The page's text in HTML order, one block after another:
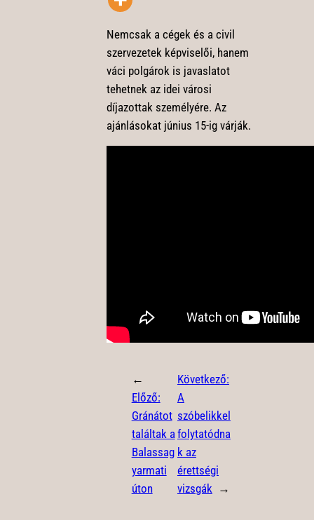
Nemcsak a cégek és a civil
szervezetek képviselői, hanem
váci polgárok is javaslatot
tehetnek az idei városi
díjazottak személyére. Az
ajánlásokat június 15-ig várják.
←
Előző:
Gránátot
találtak a
Balassag
yarmati
úton
Következő:
A
szóbelikkel
folytatódna
k az
érettségi
vizsgák →